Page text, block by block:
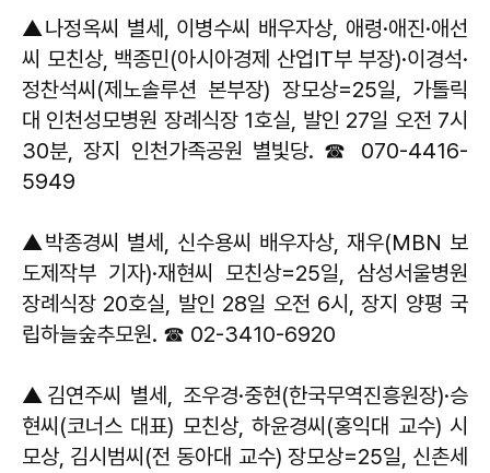
기
▲나정옥씨 별세, 이병수씨 배우자상, 애령·애진·애선
씨 모친상, 백종민(아시아경제 산업IT부 부장)·이경석·
정찬석씨(제노솔루션 본부장) 장모상=25일, 가톨릭
대 인천성모병원 장례식장 1호실, 발인 27일 오전 7시
30분, 장지 인천가족공원 별빛당. ☎ 070-4416-
5949
▲박종경씨 별세, 신수용씨 배우자상, 재우(MBN 보
도제작부 기자)·재현씨 모친상=25일, 삼성서울병원
장례식장 20호실, 발인 28일 오전 6시, 장지 양평 국
립하늘숲추모원. ☎ 02-3410-6920
▲김연주씨 별세, 조우경·중현(한국무역진흥원장)·승
현씨(코너스 대표) 모친상, 하윤경씨(홍익대 교수) 시
모상, 김시범씨(전 동아대 교수) 장모상=25일, 신촌세